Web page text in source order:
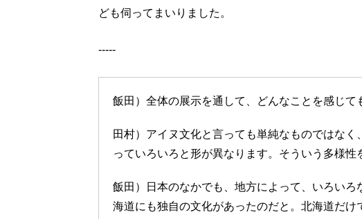
ども伺ってまいりました。
-----
飯田）全体の展示を通して、どんなことを感じて
田村）アイヌ文化と言っても単純なものではな
っていろいろと形が異なります。そういう多様性
飯田）日本のなかでも、地方によって、いろい
海道にも独自の文化があったのだと。北海道だけ